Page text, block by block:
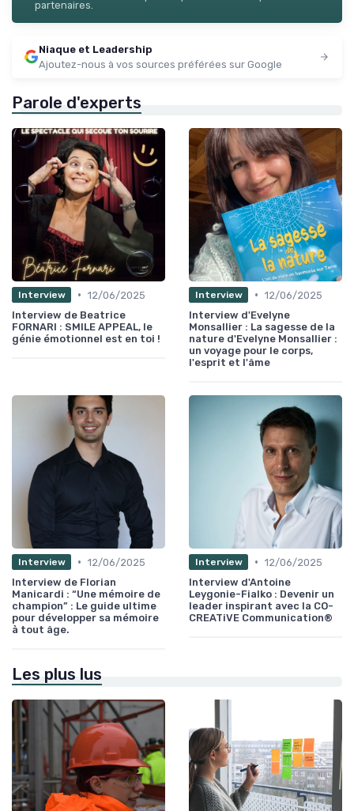
partenaires.
Niaque et Leadership
Ajoutez-nous à vos sources préférées sur Google
Parole d'experts
Interview • 12/06/2025
Interview de Beatrice
FORNARI : SMILE APPEAL, le
génie émotionnel est en toi !
Interview • 12/06/2025
Interview d'Evelyne
Monsallier : La sagesse de la
nature d'Evelyne Monsallier :
un voyage pour le corps,
l'esprit et l'âme
Interview • 12/06/2025
Interview de Florian
Manicardi : “Une mémoire de
champion” : Le guide ultime
pour développer sa mémoire
à tout âge.
Interview • 12/06/2025
Interview d'Antoine
Leygonie-Fialko : Devenir un
leader inspirant avec la CO-
CREATiVE Communication®
Les plus lus